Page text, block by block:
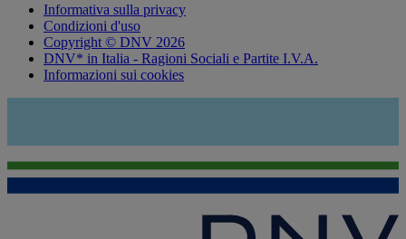
Informativa sulla privacy
Condizioni d'uso
Copyright © DNV 2026
DNV* in Italia - Ragioni Sociali e Partite I.V.A.
Informazioni sui cookies